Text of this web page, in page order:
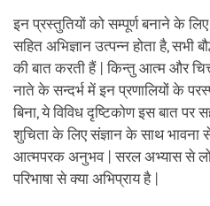
इन प्रस्तुतियों को सम्पूर्ण बनाने के
सहित अभिज्ञान उत्पन्न होता है, सभी
की बात करती हैं | किन्तु आत्म और
नाते के सन्दर्भ में इन प्रणालियों के
बिना, ये विविध दृष्टिकोण इस बात
शुचिता के लिए संज्ञान के साथ
आत्मपरक अनुभव | सरल अभ्यास से
परिभाषा से क्या अभिप्राय है |